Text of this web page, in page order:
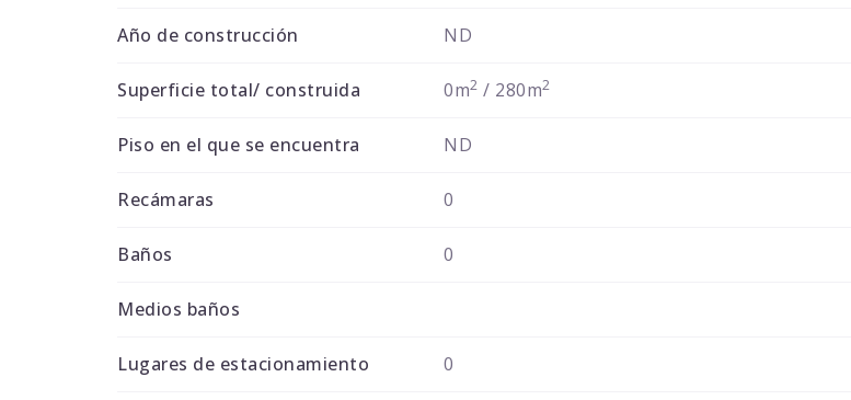
Año de construcción ND
Superficie total/ construida 0m2 / 280m2
Piso en el que se encuentra ND
Recámaras 0
Baños 0
Medios baños
Lugares de estacionamiento 0